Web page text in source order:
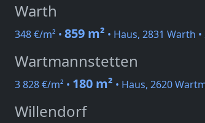
Warth
348 €/m² • 859 m² • Haus, 2831 Warth •
Wartmannstetten
3 828 €/m² • 180 m² • Haus, 2620
Willendorf